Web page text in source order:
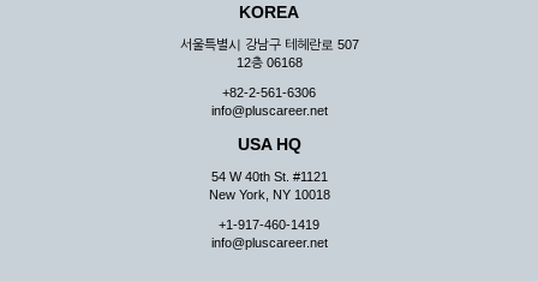
KOREA
서울특별시 강남구 테헤란로 507
12층 06168
+82-2-561-6306
info@pluscareer.net
USA HQ
54 W 40th St. #1121
New York, NY 10018
+1-917-460-1419
info@pluscareer.net